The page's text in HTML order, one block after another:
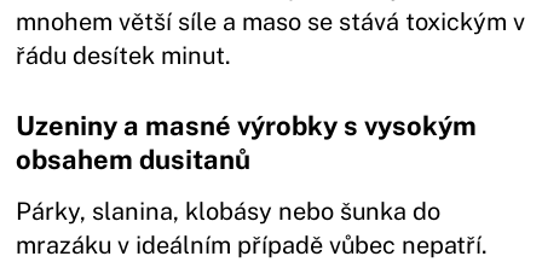
mnohem větší síle a maso se stává toxickým v
řádu desítek minut.
Uzeniny a masné výrobky s vysokým
obsahem dusitanů
Párky, slanina, klobásy nebo šunka do
mrazáku v ideálním případě vůbec nepatří.